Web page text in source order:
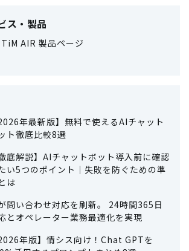
ス・製品
AIR 製品ページ
2026年最新版】無料で使えるAIチャット
ト徹底比較8選
徹底解説】AIチャットボット導入前に確認
い5つのポイント｜失敗を防ぐための準
は
問い合わせ対応を刷新。 24時間365日
とオペレーター業務最適化を実現
2026年版】情シス向け！Chat GPTを